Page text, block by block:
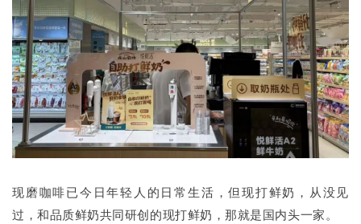
现磨咖啡已今日年轻人的日常生活，但现打鲜奶，从没见
过，和品质鲜奶共同研创的现打鲜奶，那就是国内头一家。